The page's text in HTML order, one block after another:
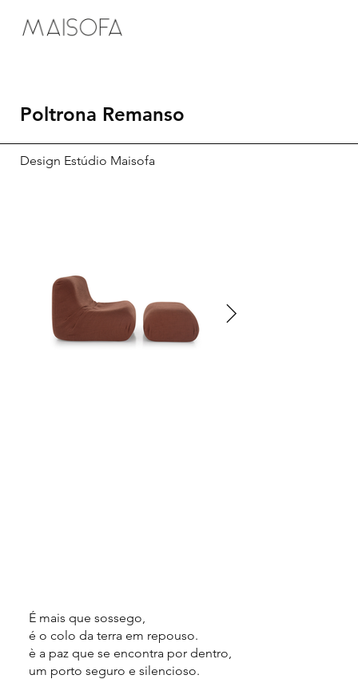
Poltrona Remanso
Design Estúdio Maisofa
É mais que sossego,
é o colo da terra em repouso.
è a paz que se encontra por dentro,
um porto seguro e silencioso.